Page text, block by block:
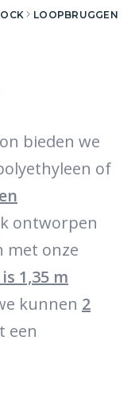
LOOPBRUGGEN
bieden we
of
ontworpen
met onze
1,35 m
kunnen 2
een